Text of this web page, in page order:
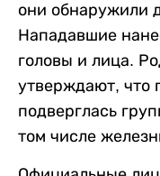
они обнаружили
Нападавшие
головы и лица.
утверждают, что
подверглась
том числе